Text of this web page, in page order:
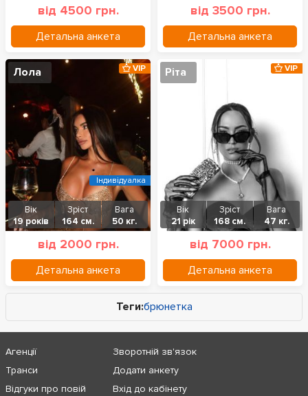
від 4500 грн.
Детальна анкета
від 3500 грн.
Детальна анкета
Лола
Вік
19 років
Зріст
164 см.
Вага
50 кг.
від 2000 грн.
Детальна анкета
VIP
Індивідуалка
Ріта
Вік
21 рік
Зріст
168 см.
Вага
47 кг.
від 7000 грн.
Детальна анкета
VIP
Теги:брюнетка
Агенції
Транси
Відгуки про повій
Зворотній зв'язок
Додати анкету
Вхід до кабінету